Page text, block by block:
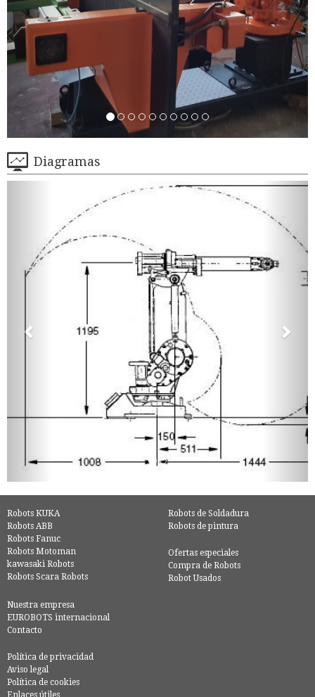
Diagramas
Robots KUKA
Robots ABB
Robots Fanuc
Robots Motoman
kawasaki Robots
Robots Scara Robots
Robots de Soldadura
Robots de pintura
Ofertas especiales
Compra de Robots
Robot Usados
Nuestra empresa
EUROBOTS internacional
Contacto
Política de privacidad
Aviso legal
Política de cookies
Enlaces útiles